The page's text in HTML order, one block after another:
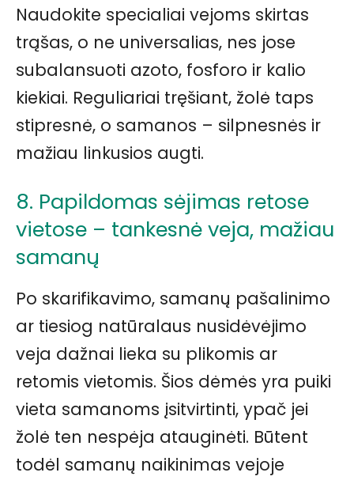
Naudokite specialiai vejoms skirtas
trąšas, o ne universalias, nes jose
subalansuoti azoto, fosforo ir kalio
kiekiai. Reguliariai tręšiant, žolė taps
stipresnė, o samanos – silpnesnės ir
mažiau linkusios augti.
8. Papildomas sėjimas retose
vietose – tankesnė veja, mažiau
samanų
Po skarifikavimo, samanų pašalinimo
ar tiesiog natūralaus nusidėvėjimo
veja dažnai lieka su plikomis ar
retomis vietomis. Šios dėmės yra puiki
vieta samanoms įsitvirtinti, ypač jei
žolė ten nespėja atauginėti. Būtent
todėl samanų naikinimas vejoje